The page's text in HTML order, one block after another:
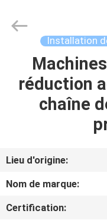
MAISON
PRODUITS
SUJET
DE
NOUS
Zhengzhou
Hengyang
Installation
réduction
chaîne
Lieu d'origine:
Nom de marque:
Certification: